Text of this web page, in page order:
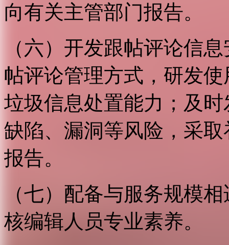
向有关主管部门报告。
（六）开发跟帖评论信
帖评论管理方式，研发
垃圾信息处置能力；及
缺陷、漏洞等风险，采
报告。
（七）配备与服务规模
核编辑人员专业素养。